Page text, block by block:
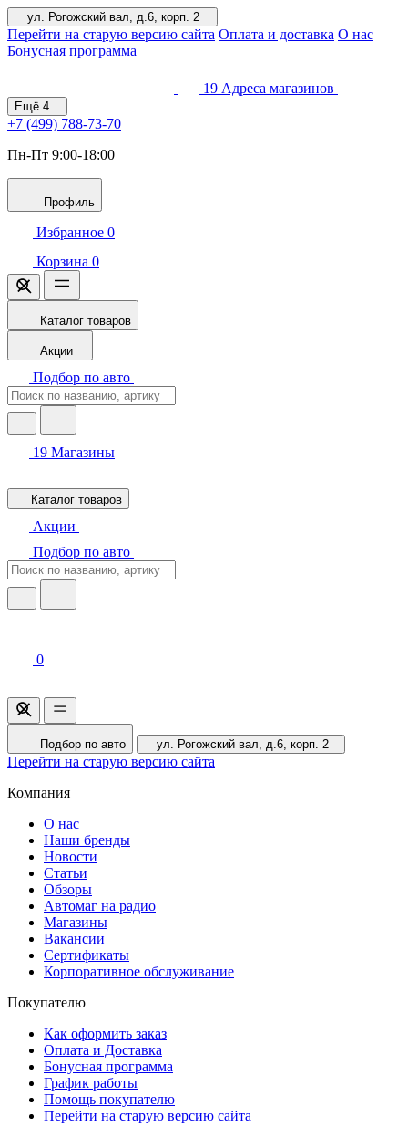
ул. Рогожский вал, д.6, корп. 2
Перейти на старую версию сайта Оплата и доставка О нас
Бонусная программа
19 Адреса магазинов
Ещё 4
+7 (499) 788-73-70
Пн-Пт 9:00-18:00
Профиль
Избранное 0
Корзина 0
Каталог товаров
Акции
Подбор по авто
19 Магазины
Каталог товаров
Акции
Подбор по авто
0
Подбор по авто ул. Рогожский вал, д.6, корп. 2
Перейти на старую версию сайта
Компания
О нас
Наши бренды
Новости
Статьи
Обзоры
Автомаг на радио
Магазины
Вакансии
Сертификаты
Корпоративное обслуживание
Покупателю
Как оформить заказ
Оплата и Доставка
Бонусная программа
График работы
Помощь покупателю
Перейти на старую версию сайта